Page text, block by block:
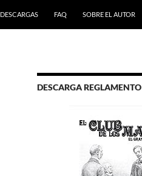
DESCARGAS
FAQ SOBRE EL AUTOR
DESCARGA REGLAMENTO